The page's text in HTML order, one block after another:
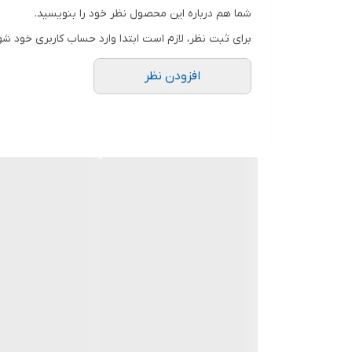
شما هم درباره این محصول نظر خود را بنویسید.
برای ثبت نظر، لازم است ابتدا وارد حساب کاربری خود
افزودن نظر